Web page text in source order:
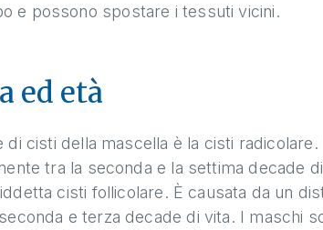
e possono spostare i tessuti vicini.
ed età
di cisti della mascella è la cisti
tra la seconda e la settima decade
cisti follicolare. È causata da un
e terza decade di vita. I maschi